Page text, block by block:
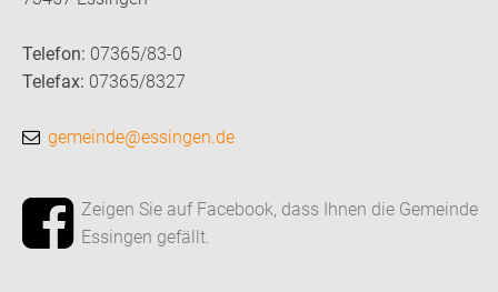
Telefon: 07365/83-0
Telefax: 07365/8327
gemeinde@essingen.de
Zeigen Sie auf Facebook, dass Ihnen die Gemeinde
Essingen gefällt.